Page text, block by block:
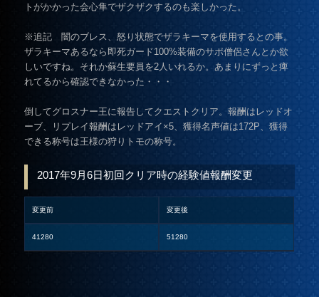
トがかかった会心隼でザクザクするのも楽しかった。
※追記 闇のブレス、怒り状態でザラキーマを使用するとの事。
ザラキーマあるなら即死ガード100%装備のサポ僧侶さんとか欲
しいですね。それか蘇生要員を2人いれるか。あまりにずっと痺
れてるから確認できなかった・・・
倒してグロスナー王に報告してクエストクリア。報酬はレッドオ
ーブ、リプレイ報酬はレッドアイ×5、獲得名声値は172P、獲得
できる称号は王様の狩りトモの称号。
2017年9月6日初回クリア時の経験値報酬変更
変更前 変更後
41280 51280